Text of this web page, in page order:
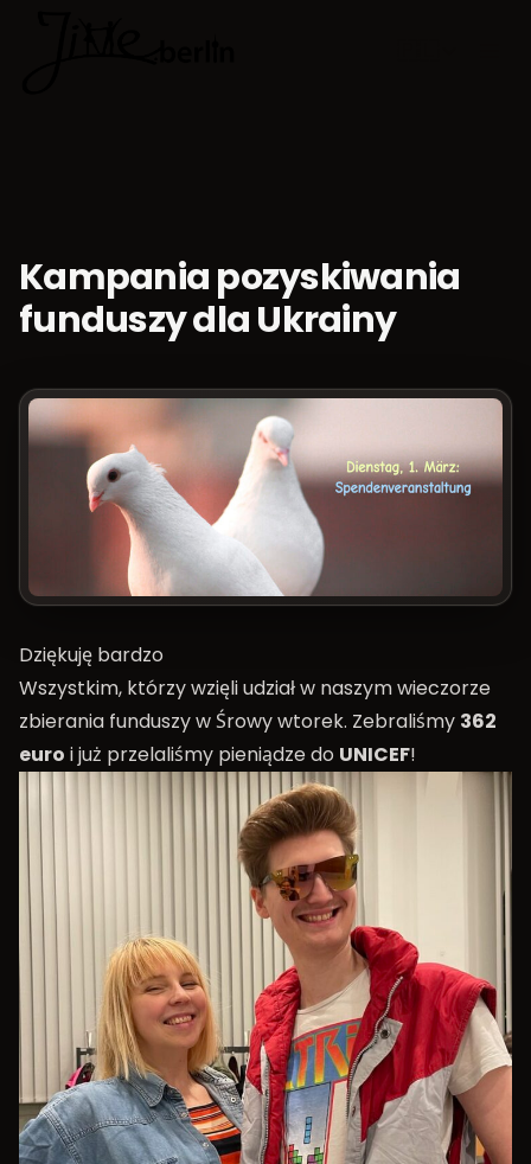
Kampania pozyskiwania
funduszy dla Ukrainy
Dziękuję bardzo
Wszystkim, którzy wzięli udział w naszym wieczorze
zbierania funduszy w Śrowy wtorek. Zebraliśmy 362
euro i już przelaliśmy pieniądze do UNICEF!